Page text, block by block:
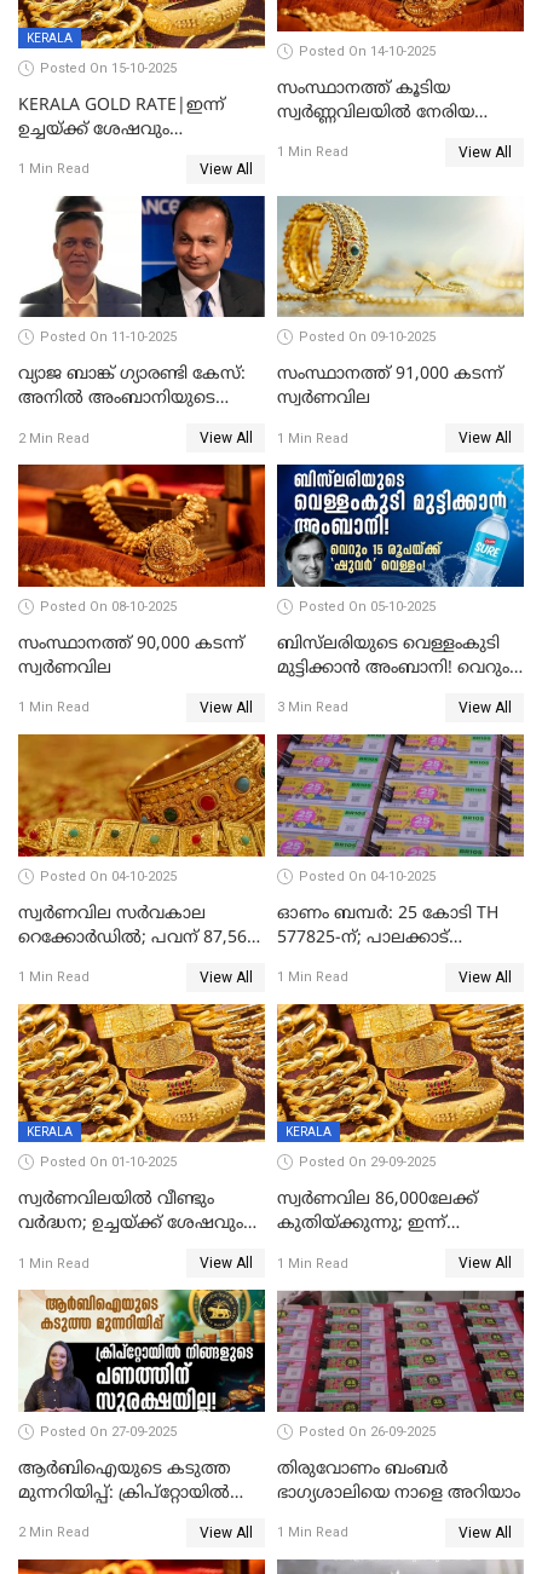
KERALA
Posted On 15-10-2025
KERALA GOLD RATE|ഇന്ന്
ഉച്ചയ്ക്ക് ശേഷവും
പവന് കൂടിയത് 400 രൂപ
1 Min Read View All
Posted On 14-10-2025
സംസ്ഥാനത്ത് കൂടിയ
സ്വർണ്ണവിലയിൽ നേരിയ
1 Min Read View All
Posted On 11-10-2025
വ്യാജ ബാങ്ക് ഗ്യാരണ്ടി കേസ്:
അനിൽ അംബാനിയുടെ
അറസ്റ്റിൽ; ഇഡി അന്വേഷണം
വ്യാപിപ്പിക്കുന്നു
2 Min Read View All
Posted On 09-10-2025
സംസ്ഥാനത്ത് 91,000 കടന്ന്
സ്വര്‍ണവില
1 Min Read View All
Posted On 08-10-2025
സംസ്ഥാനത്ത് 90,000 കടന്ന്
സ്വര്‍ണവില
1 Min Read View All
Posted On 05-10-2025
ബിസ്‌ലരിയുടെ വെള്ളംകുടി
മുട്ടിക്കാൻ അംബാനി! വെറും
3 Min Read View All
Posted On 04-10-2025
സ്വര്‍ണവില സര്‍വകാല
റെക്കോര്‍ഡില്‍; പവന് 87,560
1 Min Read View All
Posted On 04-10-2025
ഓണം ബമ്പർ: 25 കോടി TH
577825-ന്; പാലക്കാട്
മുന്നിൽ
1 Min Read View All
KERALA
Posted On 01-10-2025
സ്വർണവിലയിൽ വീണ്ടും
വർദ്ധന; ഉച്ചയ്ക്ക് ശേഷവും
കൂടിയത് പവന് 2,760 രൂപ
1 Min Read View All
KERALA
Posted On 29-09-2025
സ്വര്‍ണവില 86,000ലേക്ക്
കുതിയ്ക്കുന്നു; ഇന്ന്
1040 രൂപ
1 Min Read View All
Posted On 27-09-2025
ആർബിഐയുടെ കടുത്ത
മുന്നറിയിപ്പ്: ക്രിപ്റ്റോയിൽ
സുരക്ഷയില്ല!
2 Min Read View All
Posted On 26-09-2025
തിരുവോണം ബംബര്‍
ഭാഗ്യശാലിയെ നാളെ അറിയാം
1 Min Read View All